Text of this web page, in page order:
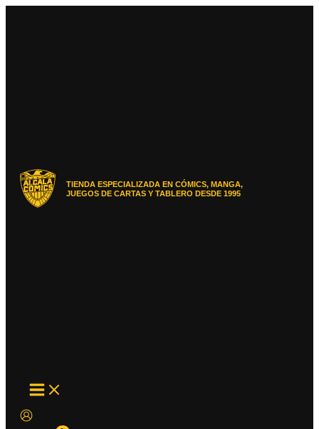
TIENDA ESPECIALIZADA EN CÓMICS, MANGA,
JUEGOS DE CARTAS Y TABLERO DESDE 1995
MAIN
MENU